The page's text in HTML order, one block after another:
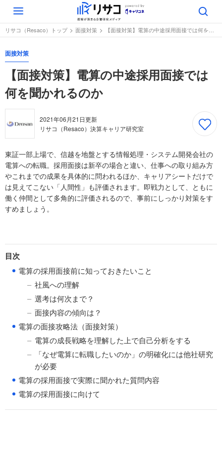
Toggle
navigation
リサコ（Resaco）トップ 面接対策 【面接対策】電算の中途採用面接では何を聞かれるのか
面接対策
【面接対策】電算の中途採用面接では
何を聞かれるのか
2021年06月21日更新
リサコ（Resaco）決算キャリア研究室
東証一部上場で、信越を地盤とする情報処理・システム開発会社の
電算への転職。採用面接は新卒の場合と違い、仕事への取り組み方
やこれまでの成果を具体的に問われるほか、キャリアシートだけで
は見えてこない「人間性」も評価されます。即戦力として、ともに
働く仲間として多角的に評価されるので、事前にしっかり対策をす
すめましょう。
目次
● 電算の採用面接前に知っておきたいこと
社風への理解
選考は何次まで？
面接内容の傾向は？
● 電算の面接攻略法（面接対策）
電算の成長戦略を理解した上で自己分析をする
「なぜ電算に転職したいのか」の明確化には他社研究
が必要
● 電算の採用面接で実際に聞かれた質問内容
● 電算の採用面接に向けて